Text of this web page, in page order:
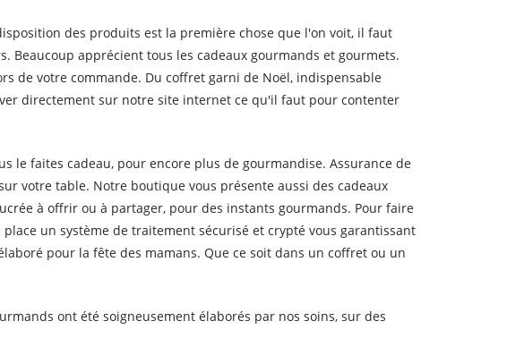
des produits est la première chose que l'on voit, il faut
Beaucoup apprécient tous les cadeaux gourmands et gourmets.
de votre commande. Du coffret garni de Noël, indispensable
directement sur notre site internet ce qu'il faut pour contenter
le faites cadeau, pour encore plus de gourmandise. Assurance de
votre table. Notre boutique vous présente aussi des cadeaux
à offrir ou à partager, pour des instants gourmands. Pour faire
un système de traitement sécurisé et crypté vous garantissant
pour la fête des mamans. Que ce soit dans un coffret ou un
ont été soigneusement élaborés par nos soins, sur des